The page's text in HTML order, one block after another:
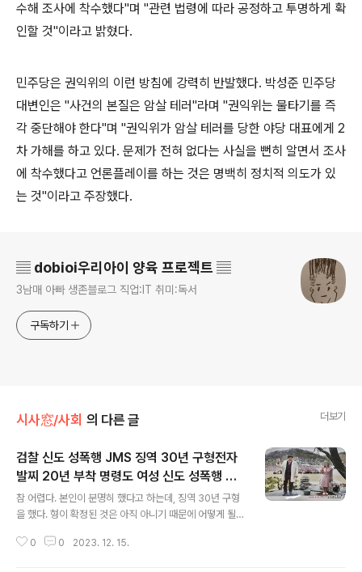
수해 조사에 착수했다"며 "관련 법령에 따라 공정하고 투명하게 확
인할 것"이라고 밝혔다.
민주당은 권익위의 이런 방침에 강력히 반발했다. 박성준 민주당
대변인은 "사건의 본질은 암살 테러"라며 "권익위는 물타기를 즉
각 중단해야 한다"며 "권익위가 암살 테러를 당한 야당 대표에게 2
차 가해를 하고 있다. 문제가 전혀 없다는 사실을 뻔히 알면서 조사
에 착수했다고 언론플레이를 하는 것은 명백히 정치적 의도가 있
는 것"이라고 주장했다.
▤ dobioi우리아이 양육 프로젝트 ▤
3남매 아빠 생존블로그 직업:IT 취미:독서
구독하기
시사窓/사회 의 다른 글 더보기
검찰 신도 성폭행 JMS 징역 30년 구형전자
발찌 20년 부착 명령도 여성 신도 성폭행 혐
의 기독교복음선교회(JMS) 총재 정명석(7
8)씨에게 중형을 구형 신이 아니고 사람임을
분명히 했다
참 어렵다. 본인이 분명히 했다고 하는데, 징역 30년 구형
을 했다. 형이 확정된 것은 아직 아니기 때문에 어떻게 될지
방법을 동원해서 피한다 하더라도 사실적시에 대해서는 사
0 0 2023. 12. 15.